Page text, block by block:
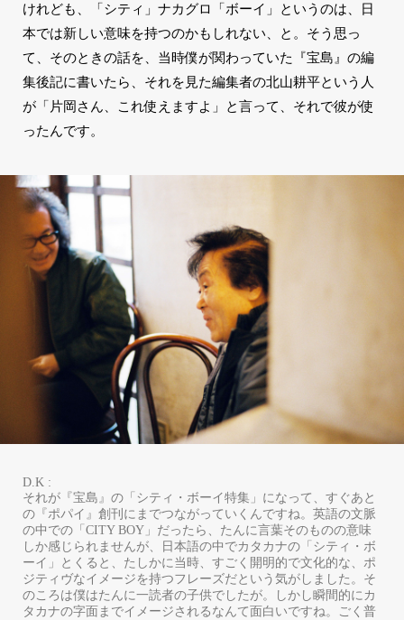
けれども、「シティ」ナカグロ「ボーイ」というのは、日
本では新しい意味を持つのかもしれない、と。そう思っ
て、そのときの話を、当時僕が関わっていた『宝島』の編
集後記に書いたら、それを見た編集者の北山耕平という人
が「片岡さん、これ使えますよ」と言って、それで彼が使
ったんです。
D.K :
それが『宝島』の「シティ・ボーイ特集」になって、すぐあと
の『ポパイ』創刊にまでつながっていくんですね。英語の文脈
の中での「CITY BOY」だったら、たんに言葉そのものの意味
しか感じられませんが、日本語の中でカタカナの「シティ・ボ
ーイ」とくると、たしかに当時、すごく開明的で文化的な、ポ
ジティヴなイメージを持つフレーズだという気がしました。そ
のころは僕はたんに一読者の子供でしたが。しかし瞬間的にカ
タカナの字面までイメージされるなんて面白いですね。ごく普